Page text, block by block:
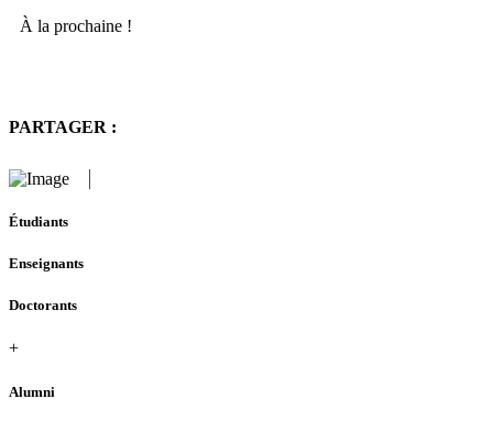
À la prochaine !
PARTAGER :
Étudiants
Enseignants
Doctorants
+
Alumni